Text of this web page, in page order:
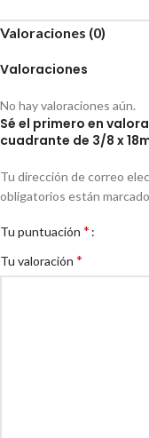
Valoraciones (0)
Valoraciones
No hay valoraciones aún.
Sé el primero en
cuadrante de 3/8 x
Tu dirección de correo
obligatorios están
Tu puntuación *
Tu valoración *